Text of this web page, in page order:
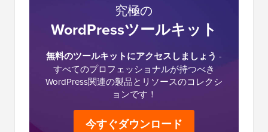
究極の
WordPressツールキット
無料のツールキットにアクセスしましょう -
すべてのプロフェッショナルが持つべき
WordPress関連の製品とリソースのコレクシ
ョンです！
今すぐダウンロード